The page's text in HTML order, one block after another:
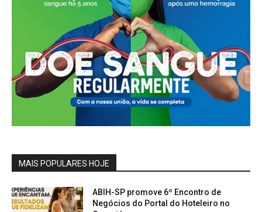
MAIS POPULARES HOJE
ABIH-SP promove 6º Encontro de
Negócios do Portal do Hoteleiro no